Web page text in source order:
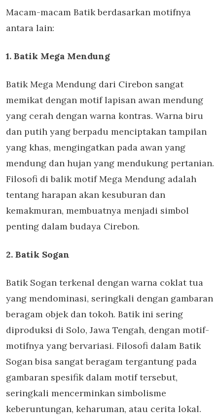
Macam-macam Batik berdasarkan motifnya
antara lain:
1. Batik Mega Mendung
Batik Mega Mendung dari Cirebon sangat
memikat dengan motif lapisan awan mendung
yang cerah dengan warna kontras. Warna biru
dan putih yang berpadu menciptakan tampilan
yang khas, mengingatkan pada awan yang
mendung dan hujan yang mendukung pertanian.
Filosofi di balik motif Mega Mendung adalah
tentang harapan akan kesuburan dan
kemakmuran, membuatnya menjadi simbol
penting dalam budaya Cirebon.
2. Batik Sogan
Batik Sogan terkenal dengan warna coklat tua
yang mendominasi, seringkali dengan gambaran
beragam objek dan tokoh. Batik ini sering
diproduksi di Solo, Jawa Tengah, dengan motif-
motifnya yang bervariasi. Filosofi dalam Batik
Sogan bisa sangat beragam tergantung pada
gambaran spesifik dalam motif tersebut,
seringkali mencerminkan simbolisme
keberuntungan, keharuman, atau cerita lokal.